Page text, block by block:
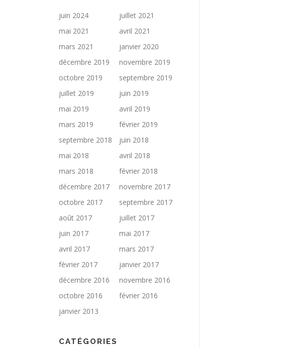
juin 2024
juillet 2021
mai 2021
avril 2021
mars 2021
janvier 2020
décembre 2019
novembre 2019
octobre 2019
septembre 2019
juillet 2019
juin 2019
mai 2019
avril 2019
mars 2019
février 2019
septembre 2018
juin 2018
mai 2018
avril 2018
mars 2018
février 2018
décembre 2017
novembre 2017
octobre 2017
septembre 2017
août 2017
juillet 2017
juin 2017
mai 2017
avril 2017
mars 2017
février 2017
janvier 2017
décembre 2016
novembre 2016
octobre 2016
février 2016
janvier 2013
CATÉGORIES